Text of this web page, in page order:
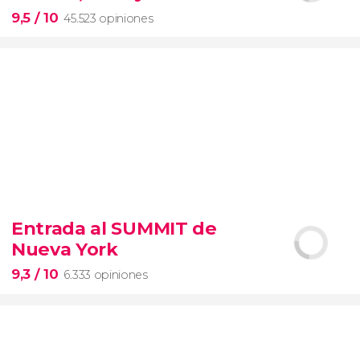
entrada preferente
9,5 / 10 45.523 opiniones
visita guiada por el Coliseo, Foro y Palatino
tour
en español
Entrada al SUMMIT de
Nueva York
9,3 / 10 6.333 opiniones